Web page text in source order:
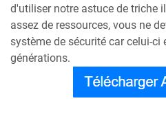
d'utiliser notre astuce de triche
assez de ressources, vous ne
système de sécurité car celui-ci
générations.